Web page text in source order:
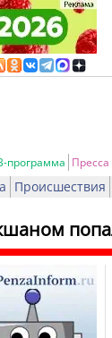
программа Пресса
Происшествия